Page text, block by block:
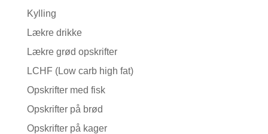
Kylling
Lækre drikke
Lækre grød opskrifter
LCHF (Low carb high fat)
Opskrifter med fisk
Opskrifter på brød
Opskrifter på kager